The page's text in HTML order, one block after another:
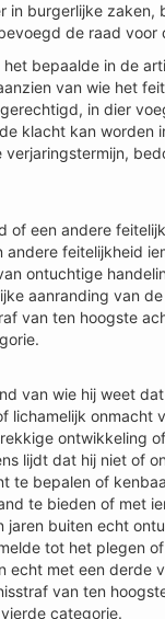
in burgerlijke zaken,
de raad voor
bepaalde in de
van wie het
in dier
klacht kan worden
of een andere
andere feitelijkheid
ontuchtige
aanranding van
van ten hoogste
van wie hij weet
lichamelijk onmacht
ontwikkeling
lijdt dat hij niet of
te bepalen of
te bieden of met
jaren buiten echt
tot het plegen
echt met een derde
van ten
categorie.